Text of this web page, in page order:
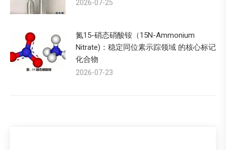
2026-07-25
氮15-硝态硝酸铵（15N-Ammonium
Nitrate)：稳定同位素示踪领域 的核心标记
化合物
2026-07-23